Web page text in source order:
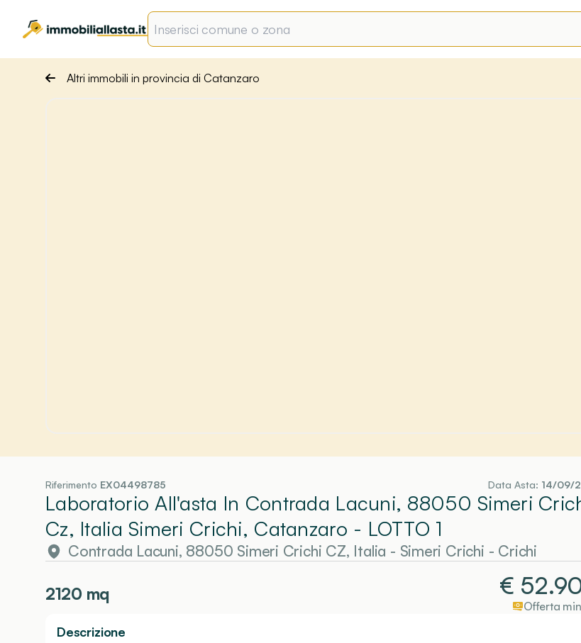
Altri immobili in provincia di Catanzaro
Riferimento EX04498785 Data Asta: 14/09/
Laboratorio All'asta In Contrada Lacuni, 88050 Simeri
Cz, Italia Simeri Crichi, Catanzaro - LOTTO 1
Contrada Lacuni, 88050 Simeri Crichi CZ, Italia - Simeri Crichi - Crichi
2120 mq €
Offerta
Descrizione